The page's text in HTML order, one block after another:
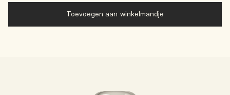
Toevoegen aan winkelmandje